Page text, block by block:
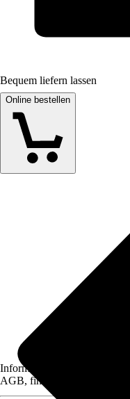
Bequem liefern lassen
Online bestellen
Informationen des
AGB, finden Sie bei Klick